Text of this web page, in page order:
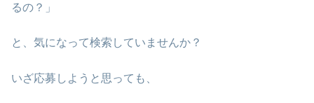
るの？」
と、気になって検索していませんか？
いざ応募しようと思っても、